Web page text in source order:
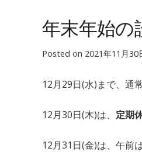
年末年始の
Posted on 2021年11月30
12月29日(水)まで、通
12月30日(木)は、 定期
12月31日(金)は、午前